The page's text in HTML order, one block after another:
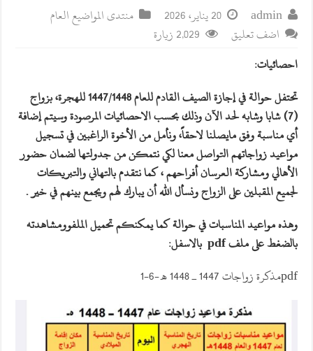
admin 20 يناير، 2026
منتدى المواضيع العام
اضف تعليق
2,029 زيارة
احصائيات:
تحتفل حوالة في إجازة الصيف القادم للعام 1447/1448 للهجرة، بزواج
(7) شابا وشابه لحد الآن وذلك بحسب الاحصائيات المرصودة وسيتم إضافة
أي مناسبة وفق مايصلنا لاحقاً، ونأمل من الأخوة الراغبين في تسجيل
مواعيد زواجاتهم التواصل معنا لكي نتمكن من جدولتها لضمان حضور
الأهالي ومشاركة العرسان أفراحهم ، كما نتقدم بالتهاني والتبريكات
لجميع المقبلين على الزواج ونسأل الله أن يبارك لهم ويجمع بينهم في خير .
وهذه مواعيد المناسبات في حوالة كما يمكنكم تحميل الملفوومشاهدته
بالضغط على ملف pdf بالاسفل:
pdfمذكرة زواجات 1447 ـ 1448 هـ -6-1